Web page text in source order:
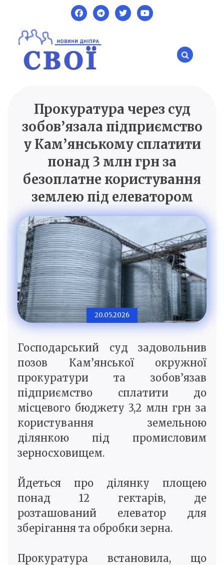
content
SVOI.DP.UA
Новини Дніпра
Прокуратура через суд
зобов’язала підприємство
у Кам’янському сплатити
понад 3 млн грн за
безоплатне користування
землею під елеватором
20.05.2026
Господарський суд задовольнив
позов Кам’янської окружної
прокуратури та зобов’язав
підприємство сплатити до
місцевого бюджету 3,2 млн грн за
користування земельною
ділянкою під промисловим
зерносховищем.
Йдеться про ділянку площею
понад 12 гектарів, де
розташований елеватор для
зберігання та обробки зерна.
Прокуратура встановила, що